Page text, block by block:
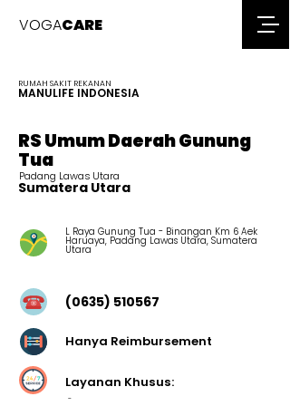
VOGACARE
RUMAH SAKIT REKANAN
MANULIFE INDONESIA
RS Umum Daerah Gunung
Tua
Padang Lawas Utara
Sumatera Utara
L Raya Gunung Tua - Binangan Km 6 Aek
Haruaya, Padang Lawas Utara, Sumatera
Utara
(0635) 510567
Hanya Reimbursement
Layanan Khusus:
-